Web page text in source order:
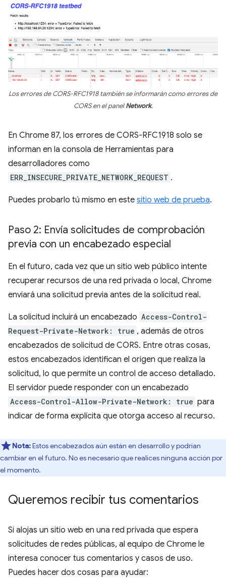
Los errores de CORS-RFC1918 también se informarán como errores de
CORS en el panelNetwork.
En Chrome 87, los errores de CORS-RFC1918 solo se
informan en la consola de Herramientas para
desarrolladores como
ERR_INSECURE_PRIVATE_NETWORK_REQUEST .
Puedes probarlo tú mismo en este sitio web de prueba.
Paso 2: Envía solicitudes de comprobación
previa con un encabezado especial
En el futuro, cada vez que un sitio web público intente
recuperar recursos de una red privada o local, Chrome
enviará una solicitud previa antes de la solicitud real.
La solicitud incluirá un encabezado Access-Control-
Request-Private-Network: true , además de otros
encabezados de solicitud de CORS. Entre otras cosas,
estos encabezados identifican el origen que realiza la
solicitud, lo que permite un control de acceso detallado.
El servidor puede responder con un encabezado
Access-Control-Allow-Private-Network: true para
indicar de forma explícita que otorga acceso al recurso.
Nota:Estos encabezados aún están en desarrollo y podrían
cambiar en el futuro. No es necesario que realices ninguna acción por
el momento.
Queremos recibir tus comentarios
Si alojas un sitio web en una red privada que espera
solicitudes de redes públicas, al equipo de Chrome le
interesa conocer tus comentarios y casos de uso.
Puedes hacer dos cosas para ayudar: